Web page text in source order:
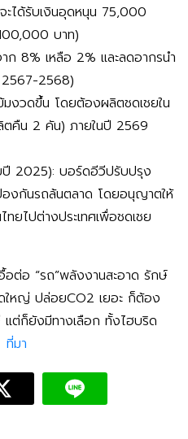
ได้รับเงินอุดหนุน 75,000
บาท)
ก 8% เหลือ 2% และลดอากรนำ
2567-2568)
มงวดขึ้น โดยต้องผลิตชดเชยใน
ตคืน 2 คัน) ภายในปี 2569
2025): บอร์ดอีวีปรับปรุง
องกันรถล้นตลาด โดยอนุญาตให้
ยไปต่างประเทศเพื่อชดเชย
ต่อ “รถ”พลังงานสะอาด รักษ์
ใหญ่ ปล่อยCO2 เยอะ ก็ต้อง
แต่ก็ยังมีทางเลือก ทั้งไฮบริด
ที่มา